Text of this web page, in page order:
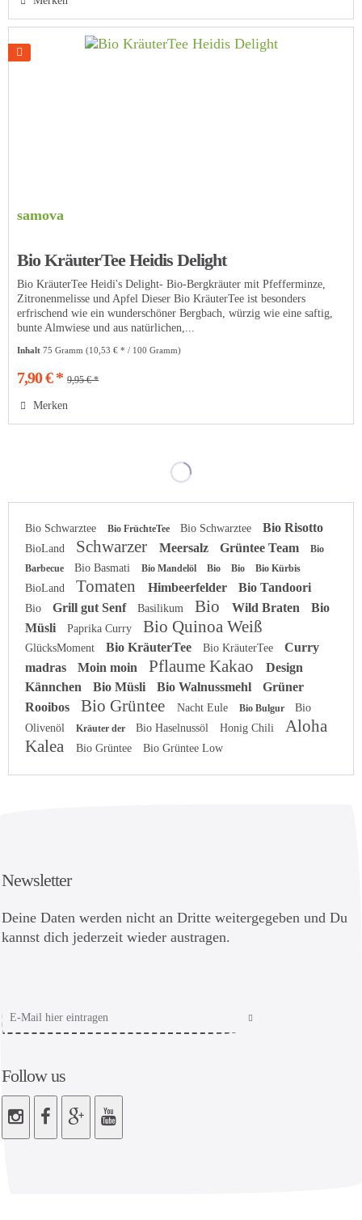
samova
Bio KräuterTee Heidis Delight
Bio KräuterTee Heidi's Delight- Bio-Bergkräuter mit Pfefferminze,
Zitronenmelisse und Apfel Dieser Bio KräuterTee ist besonders
erfrischend wie ein wunderschöner Bergbach, würzig wie eine saftig,
bunte Almwiese und aus natürlichen,...
Inhalt75 Gramm(10,53 € * / 100 Gramm)
7,90 € * 9,95 € *
Merken
Bio Schwarztee Bio FrüchteTee Bio Schwarztee Bio Risotto
BioLand Schwarzer Meersalz Grüntee Team
Bio
Barbecue
Bio Basmati Bio Mandelöl Bio Bio Bio Kürbis
BioLand Tomaten Himbeerfelder Bio Tandoori
Bio Grill gut Senf Basilikum Bio Wild Braten
Bio
Müsli
Paprika Curry Bio Quinoa Weiß
GlücksMoment Bio KräuterTee Bio KräuterTee
Curry
madras
Moin moin Pflaume Kakao
Design
Kännchen
Bio Müsli Bio Walnussmehl
Grüner
Rooibos
Bio Grüntee Nacht Eule Bio Bulgur
Bio
Olivenöl
Kräuter der Bio Haselnussöl Honig Chili
Aloha
Kalea
Bio Grüntee Bio Grüntee Low
Newsletter
Deine Daten werden nicht an Dritte weitergegeben und Du
kannst dich jederzeit wieder austragen.
Follow us